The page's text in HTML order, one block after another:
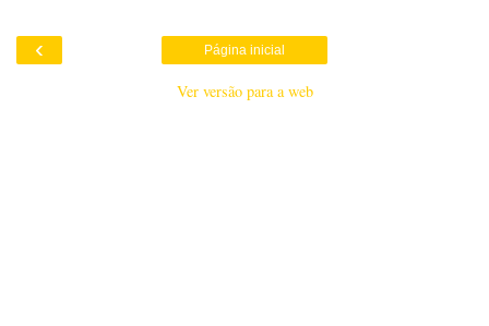
‹ Página inicial
Ver versão para a web